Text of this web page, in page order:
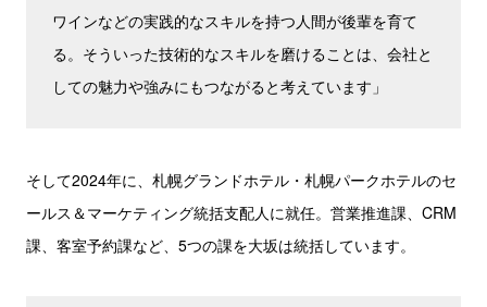
ワインなどの実践的なスキルを持つ人間が後輩を育て
る。そういった技術的なスキルを磨けることは、会社と
しての魅力や強みにもつながると考えています」
そして2024年に、札幌グランドホテル・札幌パークホテルのセ
ールス＆マーケティング統括支配人に就任。営業推進課、CRM
課、客室予約課など、5つの課を大坂は統括しています。